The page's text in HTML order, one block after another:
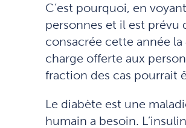
C’est pourquoi, en
personnes et il est prévu
consacrée cette année
charge offerte aux
fraction des cas pourrait
Le diabète est une
humain a besoin.